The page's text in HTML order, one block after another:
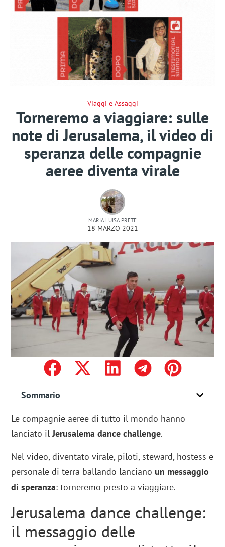
Viaggi e Assaggi
Torneremo a viaggiare: sulle
note di Jerusalema, il video di
speranza delle compagnie
aeree diventa virale
MARIA LUISA PRETE
18 MARZO 2021
Sommario
Le compagnie aeree di tutto il mondo hanno
lanciato ilJerusalema dance challenge.
Nel video, diventato virale, piloti, steward, hostess e
personale di terra ballando lanciano un messaggio
di speranza: torneremo presto a viaggiare.
Jerusalema dance challenge:
il messaggio delle